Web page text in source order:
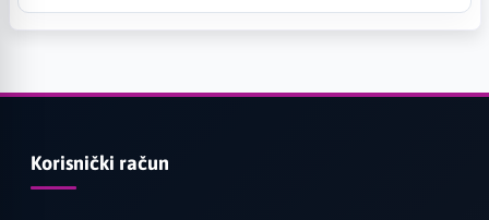
Korisnički račun